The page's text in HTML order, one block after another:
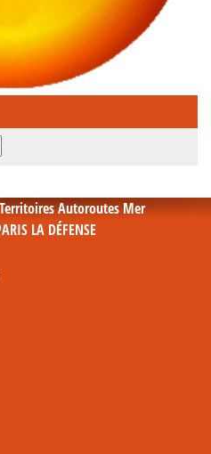
Autoroutes Mer
LA DÉFENSE